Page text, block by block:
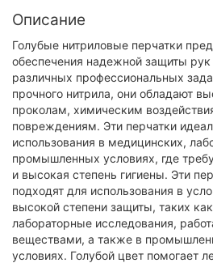
Описание
Голубые нитриловые перчатки
обеспечения надежной защиты
различных профессиональных
прочного нитрила, они обладают
проколам, химическим
повреждениям. Эти перчатки
использования в медицинских,
промышленных условиях, где
и высокая степень гигиены. Эти
подходят для использования в
высокой степени защиты, таких
лабораторные исследования,
веществами, а также в
условиях. Голубой цвет помогает